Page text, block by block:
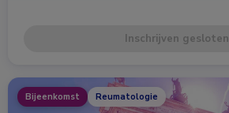
Inschrijven gesloten
Bijeenkomst Reumatologie